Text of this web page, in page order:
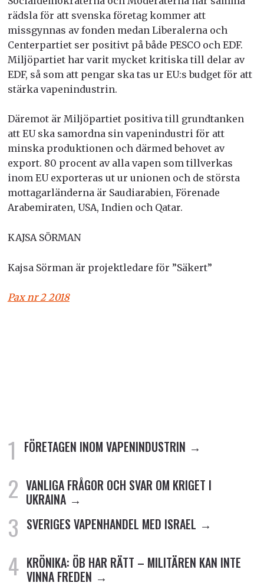
rädsla för att svenska företag kommer att
missgynnas av fonden medan Liberalerna och
Centerpartiet ser positivt på både PESCO och EDF.
Miljöpartiet har varit mycket kritiska till delar av
EDF, så som att pengar ska tas ur EU:s budget för att
stärka vapen­industrin.
Däremot är Miljöpartiet positiva till grundtanken
att EU ska samordna sin vapen­industri för att
minska produktionen och därmed behovet av
export. 80 procent av alla vapen som tillverkas
inom EU exporteras ut ur unionen och de största
mot­tagarländerna är Saudi­arabien, Förenade
Arabemiraten, USA, Indien och Qatar.
KAJSA SÖRMAN
Kajsa Sörman är projektledare för ”Säkert”
Pax nr 2 2018
FÖRETAGEN INOM VAPENINDUSTRIN
VANLIGA FRÅGOR OCH SVAR OM KRIGET I
UKRAINA
SVERIGES VAPENHANDEL MED ISRAEL
KRÖNIKA: ÖB HAR RÄTT – MILITÄREN KAN INTE
VINNA FREDEN